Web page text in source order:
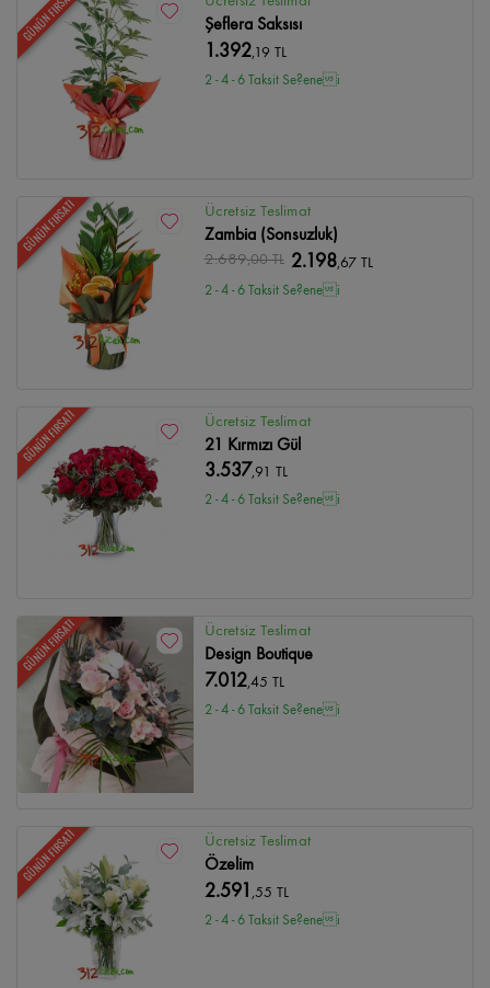
GÜNÜN FIRSATI Şeflera Saksısı
1.392,19 TL
2 - 4 - 6 Taksit Se?enei
GÜNÜN FIRSATI Ücretsiz Teslimat
Zambia (Sonsuzluk)
2.689,00 TL 2.198,67 TL
2 - 4 - 6 Taksit Se?enei
GÜNÜN FIRSATI Ücretsiz Teslimat
21 Kırmızı Gül
3.537,91 TL
2 - 4 - 6 Taksit Se?enei
GÜNÜN FIRSATI Ücretsiz Teslimat
Design Boutique
7.012,45 TL
2 - 4 - 6 Taksit Se?enei
GÜNÜN FIRSATI Ücretsiz Teslimat
Özelim
2.591 ,55 TL
2 - 4 - 6 Taksit Se?enei